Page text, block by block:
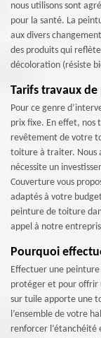
nous utilisons sont
pour la santé. La
aux divers
des produits qui
décoloration (résiste
Tarifs travaux
Pour ce genre
prix fixe. En effet, nos
revêtement de votre
toiture à traiter. Nous
nécessite un
Couverture vous
adaptés à votre
peinture de toiture
appel à notre
Pourquoi
Effectuer une
protéger et pour offrir
sur tuile apporte une
l’ensemble de votre
renforcer